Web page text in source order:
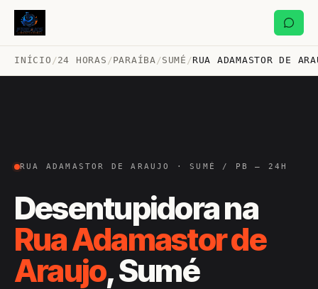
INÍCIO /24 HORAS /PARAÍBA /SUMÉ /RUA ADAMASTOR DE
RUA ADAMASTOR DE ARAUJO · SUMÉ / PB — 24H
Desentupidora na
Rua Adamastor de
Araujo, Sumé